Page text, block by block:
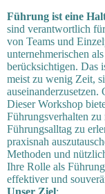
Führung ist eine
sind verantwortlich
von Teams und
unternehmerischen
berücksichtigen. Das
meist zu wenig Zeit,
auseinanderzusetzen.
Dieser Workshop
Führungsverhalten
Führungsalltag zu
praxisnah
Methoden und
Ihre Rolle als
effektiver und